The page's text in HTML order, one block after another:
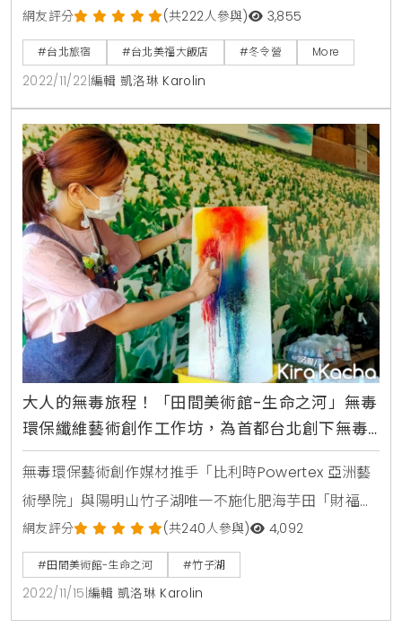
福」冬令營住房專案，從產品設計到創業行銷成為「小
小經理人」，或者是從拍攝技巧、實景拍攝、錄影剪輯
成為「小小網紅Youtuber」，全日課程深入學習，還
能入住15坪大的寬敞客房，享受彩匯豐盛的自助早餐，
還可至兒童遊戲室或戶外恆溫游泳池盡情遊玩，即日起
至2023年1月6日開放報名，兩天一夜專案價每房一大一
小
網友評分 (共222人參與) 3,855
#台北旅宿 #台北美福大飯店 #冬令營 More
2022/11/22 編輯 凱洛琳 Karolin
大人的無毒旅程！「田間美術館-生命之河」無毒
環保纖維藝術創作工作坊，為首都台北創下無毒
時尚之旅新典範
無毒環保藝術創作媒材推手「比利時Powertex 亞洲藝
術學院」與陽明山竹子湖唯一不施化肥海芋田「財福海
芋田」聯手推出：「田間美術館-生命之河」無毒環保
纖維藝術創作工作坊，為首都台北創下無毒時尚之旅新
典範。長期致力推廣無毒環保藝術的比利時Powertex
亞洲藝術學院，讓各領域藝術家都能透過無毒媒材，將
網友評分 (共240人參與) 4,092
#田間美術館-生命之河 #竹子湖
2022/11/15 編輯 凱洛琳 Karolin